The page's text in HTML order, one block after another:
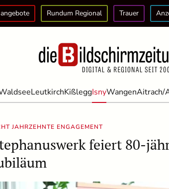
Rundum Regional Trauer
LeutkirchKißleggIsnyWangenAitrach/
JAHRZEHNTE ENGAGEMENT
feiert 80-